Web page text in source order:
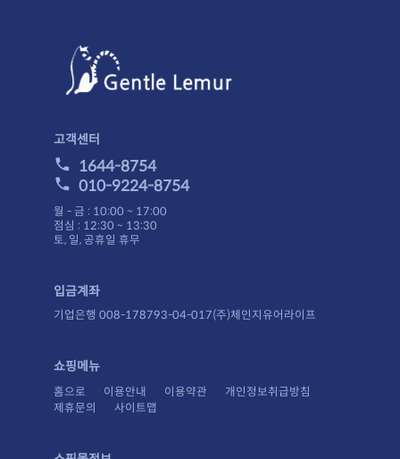
고객센터
1644-8754
010-9224-8754
월 - 금 : 10:00 ~ 17:00
점심 : 12:30 ~ 13:30
토, 일, 공휴일 휴무
입금계좌
기업은행 008-178793-04-017(주)체인지유어라이프
쇼핑메뉴
홈으로 이용안내 이용약관
개인정보취급방침
제휴문의
사이트맵